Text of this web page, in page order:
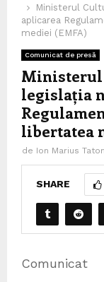
Ministerul
aplicarea
mediei (EMFA)
Comunicat de presă
Ministerul
legislația
libertatea
de Ion Marius
SHARE
Comunicat